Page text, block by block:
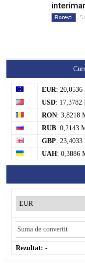
Florești 5
EUR: 20,0536
USD: 17,3782
RON: 3,8218
RUB: 0,2143
GBP:
UAH: 0,3886
Rezultat: -